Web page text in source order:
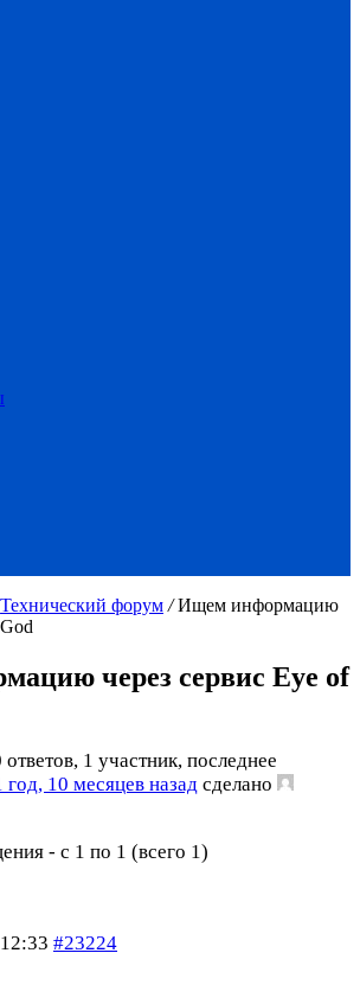
Технический форум / Ищем информацию
через сервис Eye of
1 участник, последнее
год, 10 месяцев назад сделано
- с 1 по 1 (всего 1)
#23224